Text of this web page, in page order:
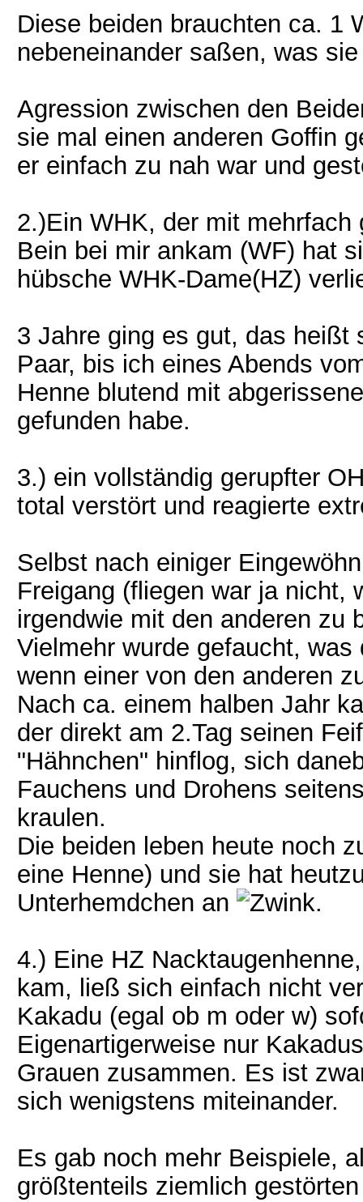
Diese beiden brauchten ca. 1
nebeneinander saßen, was
Agression zwischen den
sie mal einen anderen Goffin
er einfach zu nah war und
2.)Ein WHK, der mit
Bein bei mir ankam (WF) hat
hübsche WHK-Dame(HZ)
3 Jahre ging es gut, das heißt
Paar, bis ich eines Abends
Henne blutend mit
gefunden habe.
3.) ein vollständig gerupfter
total verstört und reagierte
Selbst nach einiger
Freigang (fliegen war ja nicht,
irgendwie mit den anderen zu
Vielmehr wurde gefaucht,
wenn einer von den anderen
Nach ca. einem halben Jahr
der direkt am 2.Tag seinen
"Hähnchen" hinflog, sich
Fauchens und Drohens
kraulen.
Die beiden leben heute noch
eine Henne) und sie hat
Unterhemdchen an
.
4.) Eine HZ
kam, ließ sich einfach nicht
Kakadu (egal ob m oder w)
Eigenartigerweise nur
Grauen zusammen. Es ist
sich wenigstens miteinander.
Es gab noch mehr Beispiele,
größtenteils ziemlich